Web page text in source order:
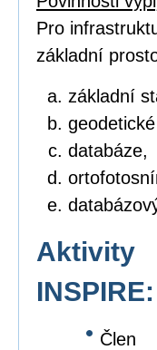
Pro
základní
základní
databáze,
Aktivity
INSPIRE:
Člen